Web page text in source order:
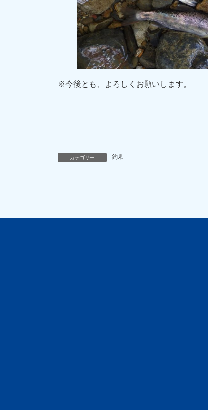
※今後とも、よろしくお願いします。
カテゴリー 釣果